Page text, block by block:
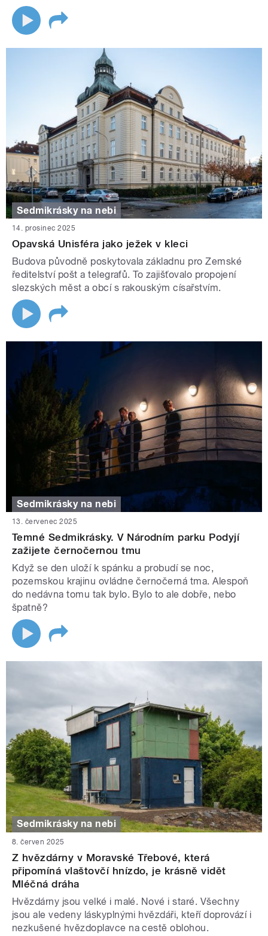
Sedmikrásky na nebi
14. prosinec 2025
Opavská Unisféra jako ježek v kleci
Budova původně poskytovala základnu pro Zemské
ředitelství pošt a telegrafů. To zajišťovalo propojení
slezských měst a obcí s rakouským císařstvím.
Sedmikrásky na nebi
13. červenec 2025
Temné Sedmikrásky. V Národním parku Podyjí
zažijete černočernou tmu
Když se den uloží k spánku a probudí se noc,
pozemskou krajinu ovládne černočerná tma. Alespoň
do nedávna tomu tak bylo. Bylo to ale dobře, nebo
špatně?
Sedmikrásky na nebi
8. červen 2025
Z hvězdárny v Moravské Třebové, která
připomíná vlaštovčí hnízdo, je krásně vidět
Mléčná dráha
Hvězdárny jsou velké i malé. Nové i staré. Všechny
jsou ale vedeny láskyplnými hvězdáři, kteří doprovází i
nezkušené hvězdoplavce na cestě oblohou.